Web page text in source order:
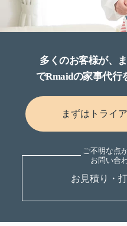
多くのお客様が、
でRmaidの家事代行
まずはトライ
お見積り・